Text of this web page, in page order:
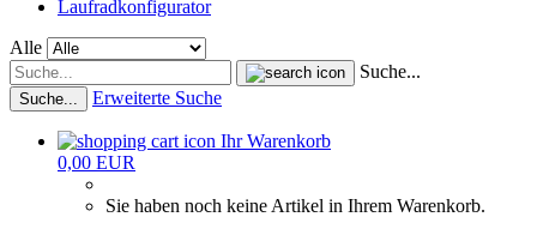
Laufradkonfigurator
Alle
Suche...
Suche... Erweiterte Suche
Ihr Warenkorb
0,00 EUR
Sie haben noch keine Artikel in Ihrem Warenkorb.